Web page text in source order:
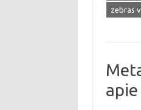
zebras
apie